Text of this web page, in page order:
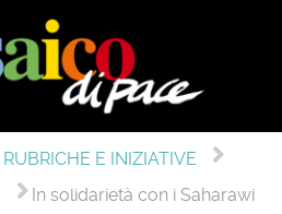
RUBRICHE E INIZIATIVE
In solidarietà con i Saharawi